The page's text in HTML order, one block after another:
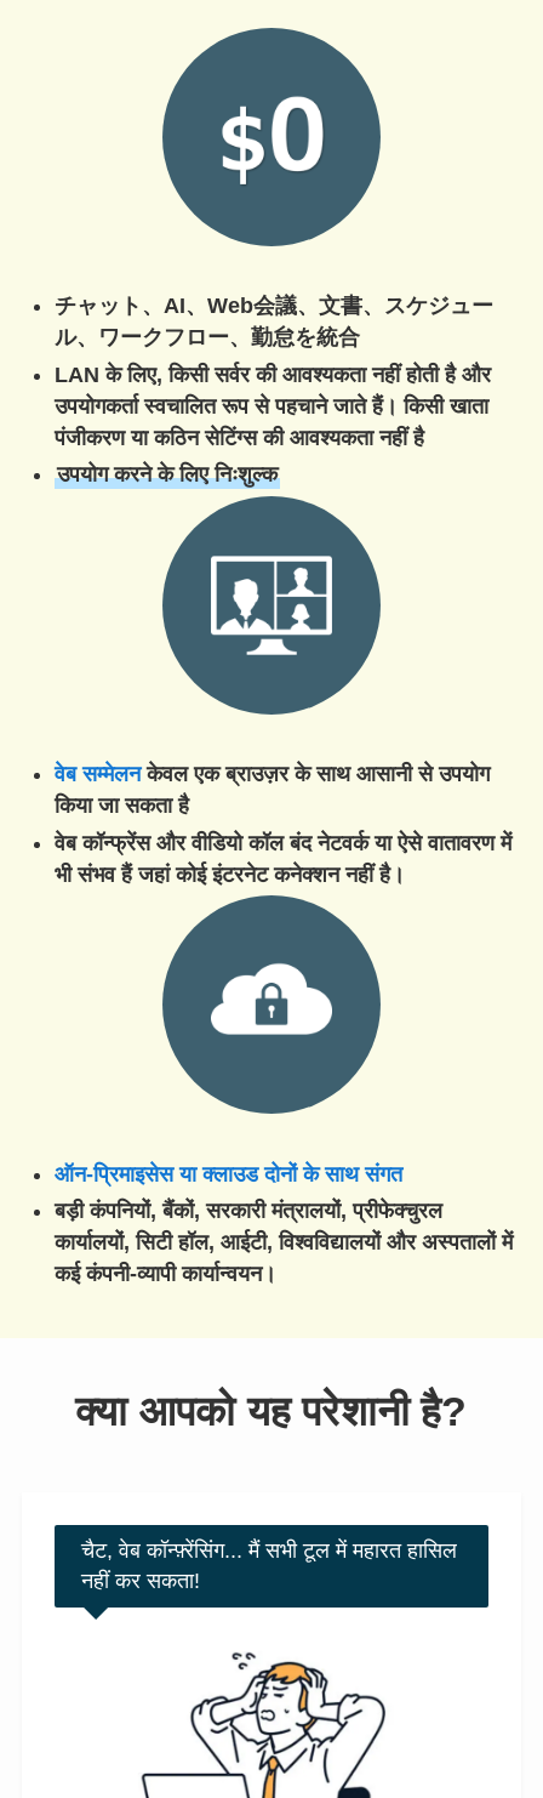
チャット、AI、Web会議、文書、スケジュー
ル、ワークフロー、勤怠を統合
LAN के लिए, किसी सर्वर की आवश्यकता नहीं होती है और
उपयोगकर्ता स्वचालित रूप से पहचाने जाते हैं। किसी खाता
पंजीकरण या कठिन सेटिंग्स की आवश्यकता नहीं है
उपयोग करने के लिए निःशुल्क
वेब सम्मेलनकेवल एक ब्राउज़र के साथ आसानी से उपयोग
किया जा सकता है
वेब कॉन्फ्रेंस और वीडियो कॉल बंद नेटवर्क या ऐसे वातावरण में
भी संभव हैं जहां कोई इंटरनेट कनेक्शन नहीं है।
ऑन-प्रिमाइसेस या क्लाउड दोनों के साथ संगत
बड़ी कंपनियों, बैंकों, सरकारी मंत्रालयों, प्रीफेक्चुरल
कार्यालयों, सिटी हॉल, आईटी, विश्वविद्यालयों और अस्पतालों में
कई कंपनी-व्यापी कार्यान्वयन।
क्या आपको यह परेशानी है?
चैट, वेब कॉन्फ़्रेंसिंग... मैं सभी टूल में महारत हासिल
नहीं कर सकता!